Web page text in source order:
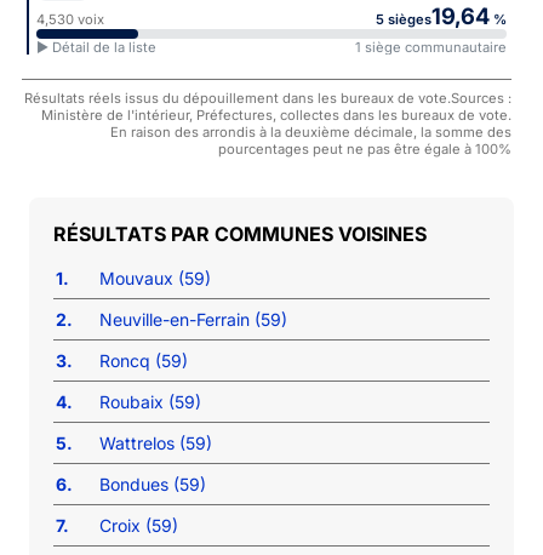
4,530 voix 5 sièges19,64%
► Détail de la liste
1 siège communautaire
Résultats réels issus du dépouillement dans les bureaux de vote.Sources :
Ministère de l'intérieur, Préfectures, collectes dans les bureaux de vote.
En raison des arrondis à la deuxième décimale, la somme des
pourcentages peut ne pas être égale à 100%
COMMUNES VOISINES
1.
Mouvaux (59)
2.
Neuville-en-Ferrain (59)
3.
Roncq (59)
4.
Roubaix (59)
5.
Wattrelos (59)
6.
Bondues (59)
7.
Croix (59)